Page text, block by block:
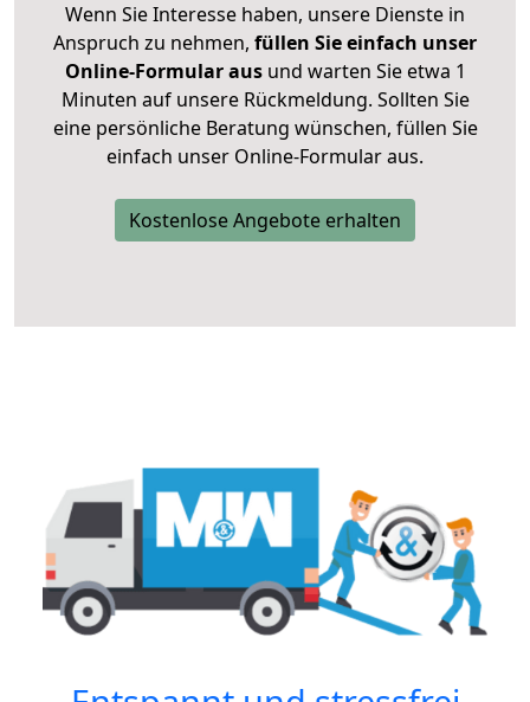
Wenn Sie Interesse haben, unsere Dienste in
Anspruch zu nehmen, füllen Sie einfach unser
Online-Formular ausund warten Sie etwa 1
Minuten auf unsere Rückmeldung. Sollten Sie
eine persönliche Beratung wünschen, füllen Sie
einfach unser Online-Formular aus.
Kostenlose Angebote erhalten